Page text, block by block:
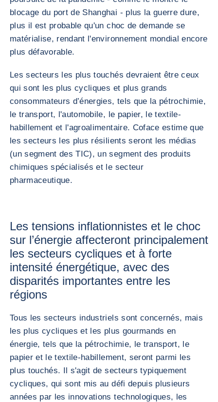
blocage du port de Shanghai - plus la guerre dure,
plus il est probable qu'un choc de demande se
matérialise, rendant l'environnement mondial encore
plus défavorable.
Les secteurs les plus touchés devraient être ceux
qui sont les plus cycliques et plus grands
consommateurs d’énergies, tels que la pétrochimie,
le transport, l'automobile, le papier, le textile-
habillement et l'agroalimentaire. Coface estime que
les secteurs les plus résilients seront les médias
(un segment des TIC), un segment des produits
chimiques spécialisés et le secteur
pharmaceutique.
Les tensions inflationnistes et le choc
sur l’énergie affecteront principalement
les secteurs cycliques et à forte
intensité énergétique, avec des
disparités importantes entre les
régions
Tous les secteurs industriels sont concernés, mais
les plus cycliques et les plus gourmands en
énergie, tels que la pétrochimie, le transport, le
papier et le textile-habillement, seront parmi les
plus touchés. Il s'agit de secteurs typiquement
cycliques, qui sont mis au défi depuis plusieurs
années par les innovations technologiques, les